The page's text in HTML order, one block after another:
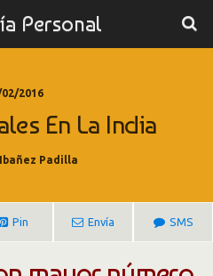
Personal
02/2016
En La India
Padilla
Pin Envía SMS